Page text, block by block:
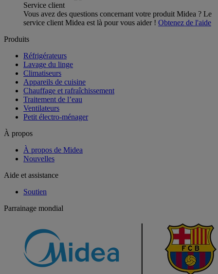
Service client
Vous avez des questions concernant votre produit Midea ? Le
service client Midea est là pour vous aider ! Obtenez de l'aide
Produits
Réfrigérateurs
Lavage du linge
Climatiseurs
Appareils de cuisine
Chauffage et rafraîchissement
Traitement de l’eau
Ventilateurs
Petit électro-ménager
À propos
À propos de Midea
Nouvelles
Aide et assistance
Soutien
Parrainage mondial